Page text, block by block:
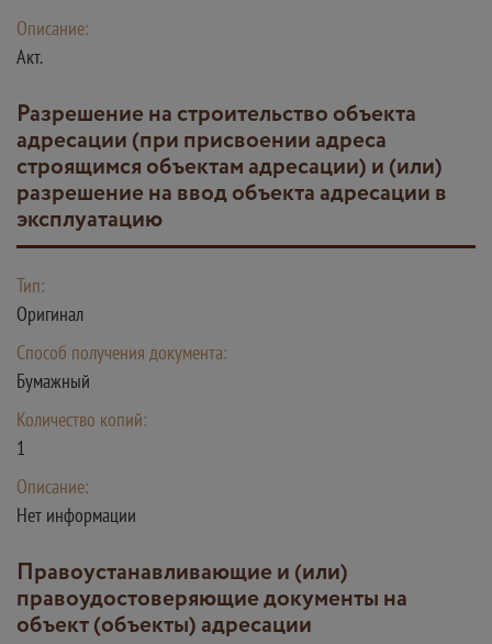
Описание:
Акт.
разрешение на строительство объекта
адресации (при присвоении адреса
строящимся объектам адресации) и (или)
разрешение на ввод объекта адресации в
эксплуатацию
Тип:
Оригинал
Способ получения документа:
Бумажный
Количество копий:
1
Описание:
Нет информации
правоустанавливающие и (или)
правоудостоверяющие документы на
объект (объекты) адресации